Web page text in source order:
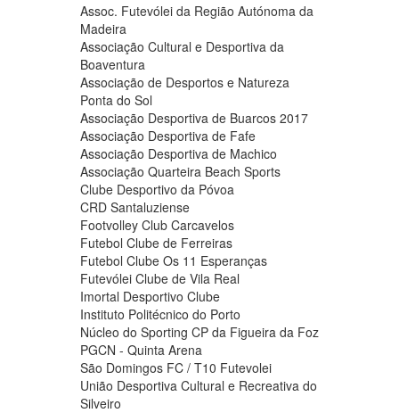
Assoc. Futevólei da Região Autónoma da
Madeira
Associação Cultural e Desportiva da
Boaventura
Associação de Desportos e Natureza
Ponta do Sol
Associação Desportiva de Buarcos 2017
Associação Desportiva de Fafe
Associação Desportiva de Machico
Associação Quarteira Beach Sports
Clube Desportivo da Póvoa
CRD Santaluziense
Footvolley Club Carcavelos
Futebol Clube de Ferreiras
Futebol Clube Os 11 Esperanças
Futevólei Clube de Vila Real
Imortal Desportivo Clube
Instituto Politécnico do Porto
Núcleo do Sporting CP da Figueira da Foz
PGCN - Quinta Arena
São Domingos FC / T10 Futevolei
União Desportiva Cultural e Recreativa do
Silveiro